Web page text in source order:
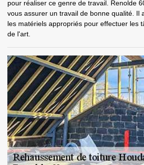
pour réaliser ce genre de travail. Renolde
vous assurer un travail de bonne qualité. Il
les matériels appropriés pour effectuer les
de l'art.